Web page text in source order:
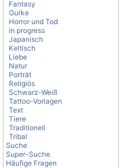
Fantasy
Gurke
Horror und Tod
in progress
Japanisch
Keltisch
Liebe
Natur
Porträt
Religiös
Schwarz-Weiß
Tattoo-Vorlagen
Text
Tiere
Traditionell
Tribal
Suche
Super-Suche
Häufige Fragen